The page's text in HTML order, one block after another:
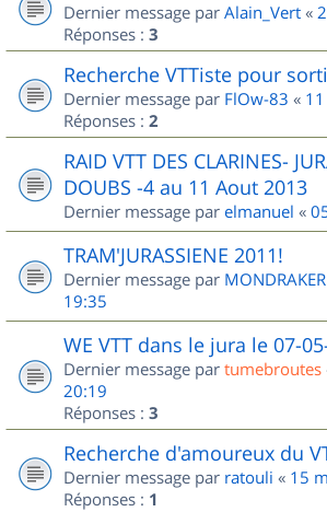
Dernier message par Alain_Vert «
Réponses : 3
Recherche VTTiste pour
Dernier message par FlOw-83 «
Réponses : 2
RAID VTT DES CLARINES-
DOUBS -4 au 11 Aout 2013
Dernier message par elmanuel «
TRAM'JURASSIENE 2011!
Dernier message par MONDRAKER
19:35
WE VTT dans le jura le 07-
Dernier message par tumebroutes
20:19
Réponses : 3
Recherche d'amoureux du
Dernier message par ratouli « 15
Réponses : 1